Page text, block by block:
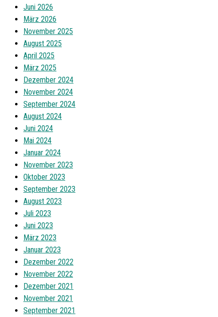
Juni 2026
März 2026
November 2025
August 2025
April 2025
März 2025
Dezember 2024
November 2024
September 2024
August 2024
Juni 2024
Mai 2024
Januar 2024
November 2023
Oktober 2023
September 2023
August 2023
Juli 2023
Juni 2023
März 2023
Januar 2023
Dezember 2022
November 2022
Dezember 2021
November 2021
September 2021